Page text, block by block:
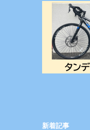
新着記事